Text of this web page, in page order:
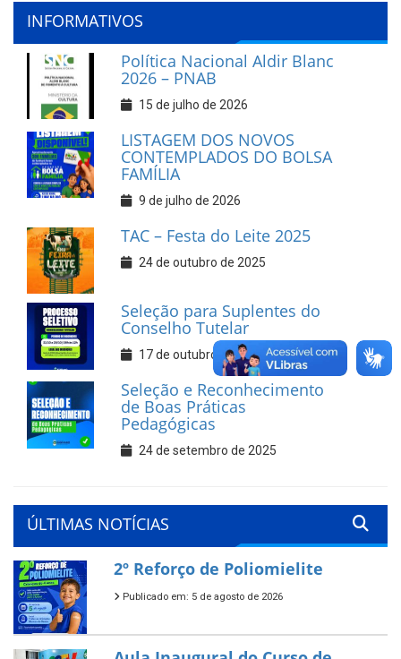
INFORMATIVOS
Política Nacional Aldir Blanc
2026 – PNAB
15 de julho de 2026
LISTAGEM DOS NOVOS
CONTEMPLADOS DO BOLSA
FAMÍLIA
9 de julho de 2026
TAC – Festa do Leite 2025
24 de outubro de 2025
Seleção para Suplentes do
Conselho Tutelar
17 de outubro de 2025
Seleção e Reconhecimento
de Boas Práticas
Pedagógicas
24 de setembro de 2025
ÚLTIMAS NOTÍCIAS
2º Reforço de Poliomielite
Publicado em: 5 de agosto de 2026